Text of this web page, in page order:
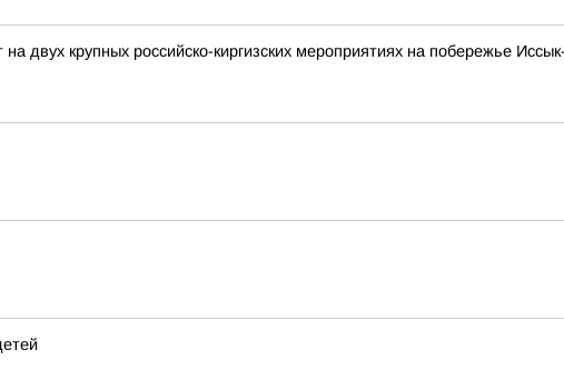
двух крупных российско-киргизских мероприятиях на побережье